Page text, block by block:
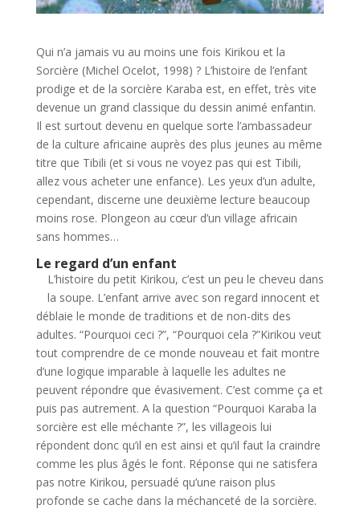
Qui n’a jamais vu au moins une fois Kirikou et la
Sorcière (Michel Ocelot, 1998) ? L’histoire de l’enfant
prodige et de la sorcière Karaba est, en effet, très vite
devenue un grand classique du dessin animé enfantin.
Il est surtout devenu en quelque sorte l’ambassadeur
de la culture africaine auprès des plus jeunes au même
titre que Tibili (et si vous ne voyez pas qui est Tibili,
allez vous acheter une enfance). Les yeux d’un adulte,
cependant, discerne une deuxième lecture beaucoup
moins rose. Plongeon au cœur d’un village africain
sans hommes…
Le regard d’un enfant
L’histoire du petit Kirikou, c’est un peu le cheveu dans
la soupe. L’enfant arrive avec son regard innocent et
déblaie le monde de traditions et de non-dits des
adultes. “Pourquoi ceci ?”, “Pourquoi cela ?”Kirikou veut
tout comprendre de ce monde nouveau et fait montre
d’une logique imparable à laquelle les adultes ne
peuvent répondre que évasivement. C’est comme ça et
puis pas autrement. A la question “Pourquoi Karaba la
sorcière est elle méchante ?”, les villageois lui
répondent donc qu’il en est ainsi et qu’il faut la craindre
comme les plus âgés le font. Réponse qui ne satisfera
pas notre Kirikou, persuadé qu’une raison plus
profonde se cache dans la méchanceté de la sorcière.